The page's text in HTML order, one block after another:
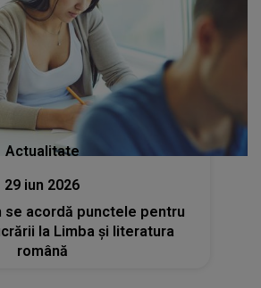
Actualitate
29 iun 2026
se acordă punctele pentru
la Limba și literatura
română